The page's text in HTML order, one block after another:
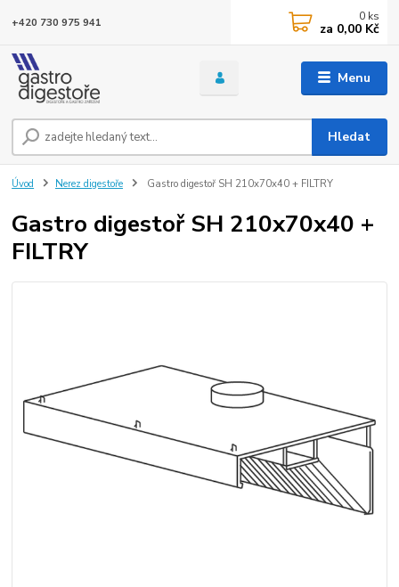
Menu
Hledat
+420 730 975 941 0 ks
za 0,00 Kč
Úvod Nerez digestoře Gastro digestoř SH 210x70x40 + FILTRY
Gastro digestoř SH 210x70x40 +
FILTRY